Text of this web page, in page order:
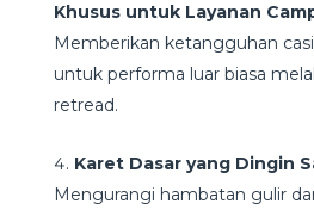
Khusus untuk Layanan
Memberikan ketangguhan
untuk performa luar biasa
retread.
Karet Dasar yang Dingin
Mengurangi hambatan gulir